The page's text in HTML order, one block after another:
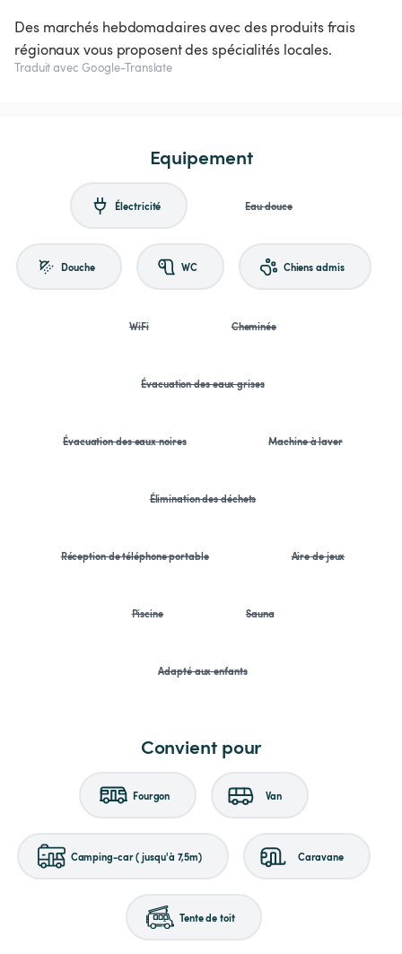
Des marchés hebdomadaires avec des produits frais
régionaux vous proposent des spécialités locales.
Traduit avec Google-Translate
Equipement
Électricité Eau douce
Douche WC Chiens admis
WiFi Cheminée
Évacuation des eaux grises
Évacuation des eaux noires Machine à laver
Élimination des déchets
Réception de téléphone portable Aire de jeux
Piscine Sauna
Adapté aux enfants
Convient pour
Fourgon Van
Camping-car (jusqu'à 7,5m) Caravane
Tente de toit